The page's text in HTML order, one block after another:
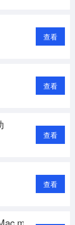
查看
查看
查看
查看